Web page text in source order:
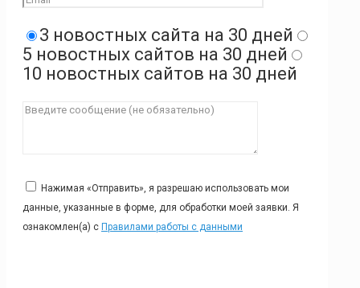
3 новостных сайта на 30 дней
5 новостных сайтов на 30 дней
10 новостных сайтов на 30 дней
Нажимая «Отправить», я разрешаю использовать мои
данные, указанные в форме, для обработки моей заявки. Я
ознакомлен(а) с Правилами работы с данными